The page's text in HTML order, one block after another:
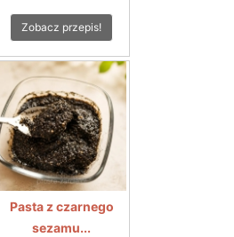
Zobacz przepis!
Pasta z czarnego
sezamu...